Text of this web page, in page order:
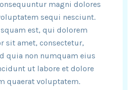
magni dolores
sequi nesciunt.
est, qui dolorem
sit amet, consectetur,
quia non numquam eius
ut labore et dolore
quaerat voluptatem.